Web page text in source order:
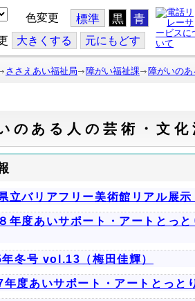
色変更 標準 黒 青
大きくする 元にもどす
ささえあい福祉局 障がい福祉課 障がいの
のある人の芸術・文化
立バリアフリー美術館リアル展
年度あいサポート・アートとっ
冬号 vol.13（梅田佳輝）
年度あいサポート・アートとっと